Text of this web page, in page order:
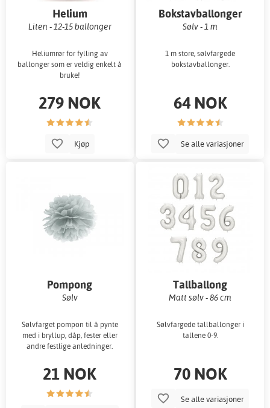
Helium
Liten - 12-15 ballonger
Heliumrør for fylling av
ballonger som er veldig enkelt å
bruke!
279 NOK
Kjøp
Bokstavballonger
Sølv - 1 m
1 m store, sølvfargede
bokstavballonger.
64 NOK
Se alle variasjoner
Pompong
Sølv
Sølvfarget pompon til å pynte
med i bryllup, dåp, fester eller
andre festlige anledninger.
21 NOK
Tallballong
Matt sølv - 86 cm
Sølvfargede tallballonger i
tallene 0-9.
70 NOK
Se alle variasjoner